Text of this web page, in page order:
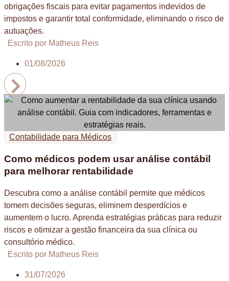
obrigações fiscais para evitar pagamentos indevidos de
impostos e garantir total conformidade, eliminando o risco de
autuações.
Escrito por Matheus Reis
01/08/2026
Contabilidade para Médicos
Como médicos podem usar análise contábil
para melhorar rentabilidade
Descubra como a análise contábil permite que médicos
tomem decisões seguras, eliminem desperdícios e
aumentem o lucro. Aprenda estratégias práticas para reduzir
riscos e otimizar a gestão financeira da sua clínica ou
consultório médico.
Escrito por Matheus Reis
31/07/2026